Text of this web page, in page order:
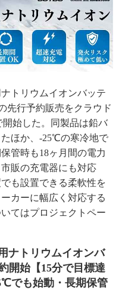
トリウムイオンバッテ
先行予約販売をクラウド
開始した。同製品は鉛バ
ほか、-25℃の寒冷地で
管時も18ヶ月間の電力
販の充電器にも対応
も設置できる柔軟性を
カーに幅広く対応する
てはプロジェクトペー
ナトリウムイオンバ
開始【15分で目標達
でも始動・長期保管